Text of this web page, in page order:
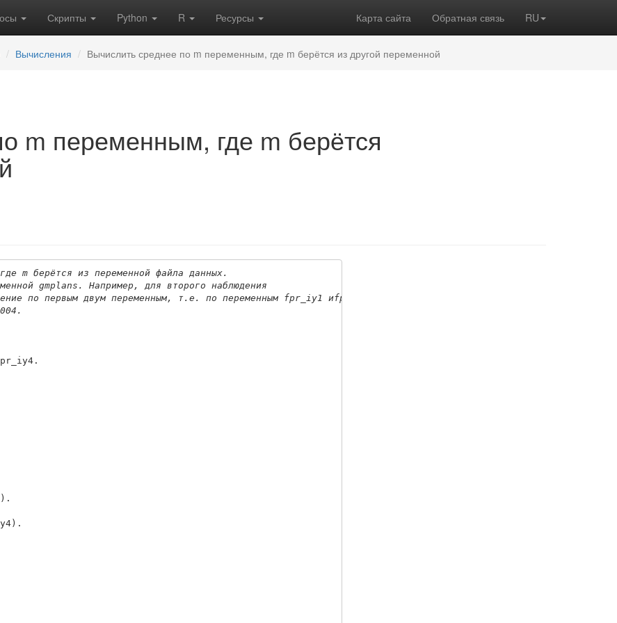
Скрипты Python R Ресурсы Карта сайта Обратная связь RU
Вычисления Вычислить среднее по m переменным, где m берётся из другой переменной
m переменным, где m берётся
m берётся из переменной файла данных.
gmplans. Например, для второго наблюдения
по первым двум переменным, т.е. по переменным fpr_iy1 иfpr_iy2.